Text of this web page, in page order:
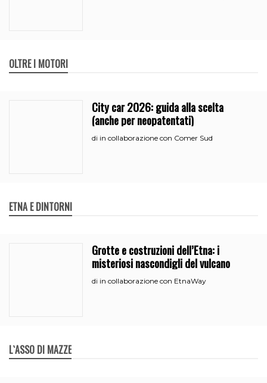
OLTRE I MOTORI
City car 2026: guida alla scelta
(anche per neopatentati)
di in collaborazione con Comer Sud
ETNA E DINTORNI
Grotte e costruzioni dell’Etna: i
misteriosi nascondigli del vulcano
di in collaborazione con EtnaWay
L`ASSO DI MAZZE